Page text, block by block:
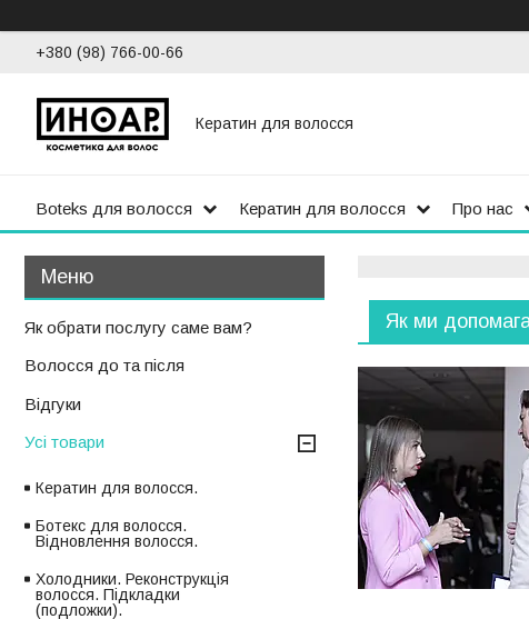
+380 (98) 766-00-66
Кератин для волосся
Boteks для волосся Кератин для волосся Про нас
Як ми
Як обрати послугу саме вам?
Волосся до та після
Відгуки
Усі товари
Кератин для волосся.
Ботекс для волосся.
Відновлення волосся.
Холодники. Реконструкція
волосся. Підкладки
(подложки).